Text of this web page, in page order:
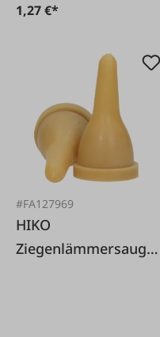
1,27 €*
#FA127969
HIKO
Ziegenlämmersauger